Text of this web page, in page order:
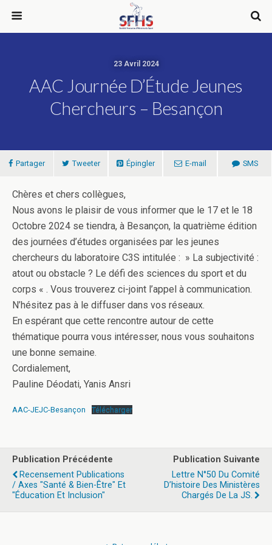
23 Avril 2024
AAC Journée D’Étude Jeunes
Chercheurs – Besançon
Partager Tweeter Épingler E-mail SMS
Chères et chers collègues,
Nous avons le plaisir de vous informer que le 17 et le 18
Octobre 2024 se tiendra, à Besançon, la quatrième édition
des journées d’études organisées par les jeunes
chercheurs du laboratoire C3S intitulée : » La subjectivité :
atout ou obstacle ? Le défi des sciences du sport et du
corps « . Vous trouverez ci-joint l’appel à communication.
N’hésitez pas à le diffuser dans vos réseaux.
En espérant que cette rencontre autour de cette
thématique pourra vous intéresser, nous vous souhaitons
une bonne semaine.
Cordialement,
Pauline Déodati, Yanis Ansri
AAC-JEJC-Besançon Télécharger
Publication Précédente
Recensement Publications
/ Axes "santé & Bien-Être" Et
"éducation Et Inclusion"
Publication Suivante
Lettre N°50 Du Comité
D’histoire Des Ministères
Chargés De La JS.